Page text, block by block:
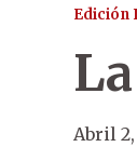
Edición
Abril